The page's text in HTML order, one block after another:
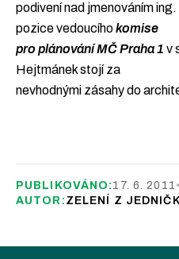
podivení nad jmenováním
pozice vedoucíhokomise
pro plánování MČ Praha 1 v
Hejtmánek stojí za
nevhodnými zásahy do
PUBLIKOVÁNO: 17. 6. 2011 •
AUTOR: ZELENÍ Z